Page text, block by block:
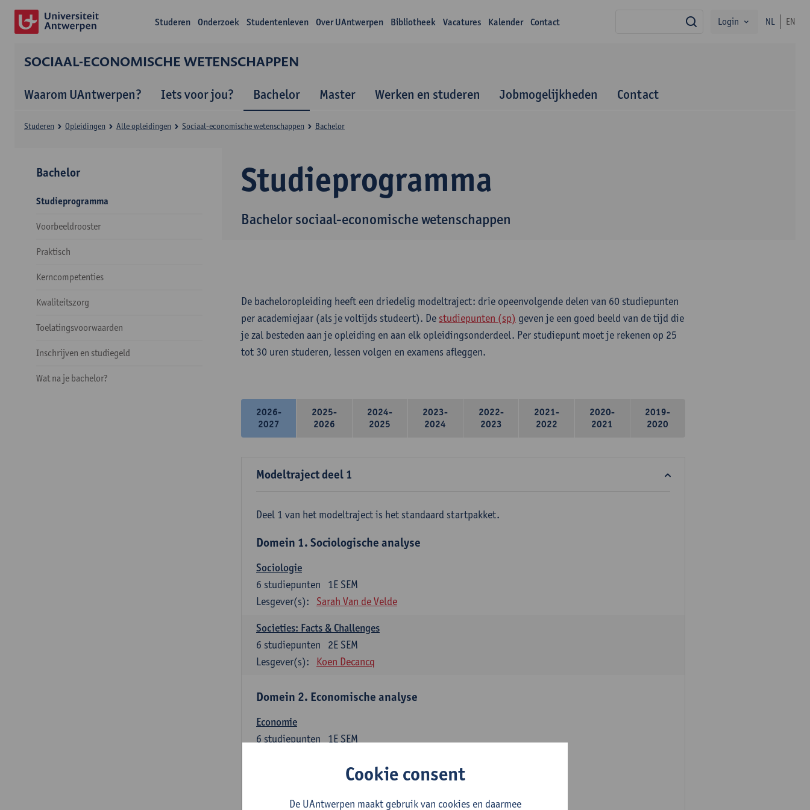
Studeren Onderzoek Studentenleven Over UAntwerpen Bibliotheek Vacatures Kalender Contact zoekLogin NL EN
SOCIAAL-ECONOMISCHE WETENSCHAPPEN
Waarom UAntwerpen? Iets voor jou? Bachelor Master Werken en studeren Jobmogelijkheden Contact
Studieprogramma
Bachelor sociaal-economische wetenschappen
Studeren Opleidingen Alle opleidingen Sociaal-economische wetenschappen Bachelor
Bachelor
Studieprogramma
Voorbeeldrooster
Praktisch
Kerncompetenties
Kwaliteitszorg
Toelatingsvoorwaarden
Inschrijven en studiegeld
Wat na je bachelor?
De bacheloropleiding heeft een driedelig modeltraject: drie opeenvolgende delen van 60 studiepunten
per academiejaar (als je voltijds studeert). De studiepunten (sp) geven je een goed beeld van de tijd die
je zal besteden aan je opleiding en aan elk opleidingsonderdeel. Per studiepunt moet je rekenen op 25
tot 30 uren studeren, lessen volgen en examens afleggen.
2026-
2027
2025-
2026
2024-
2025
2023-
2024
2022-
2023
2021-
2022
2020-
2021
2019-
2020
Modeltraject deel 1
Deel 1 van het modeltraject is het standaard startpakket.
Domein 1. Sociologische analyse
Sociologie
1E SEM
6 studiepunten
Lesgever(s):
Sarah Van de Velde
Societies: Facts & Challenges
2E SEM
6 studiepunten
Lesgever(s):
Koen Decancq
Domein 2. Economische analyse
Economie
1E SEM
6 studiepunten
Cookie consent
De UAntwerpen maakt gebruik van cookies en daarmee